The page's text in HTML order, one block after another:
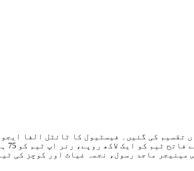
تقسیم کی گئیں۔ فیسٹیول کا ٹائٹل الفا
مینیجر ماجد رسول، نجمہ غیاث اور کوچز کی